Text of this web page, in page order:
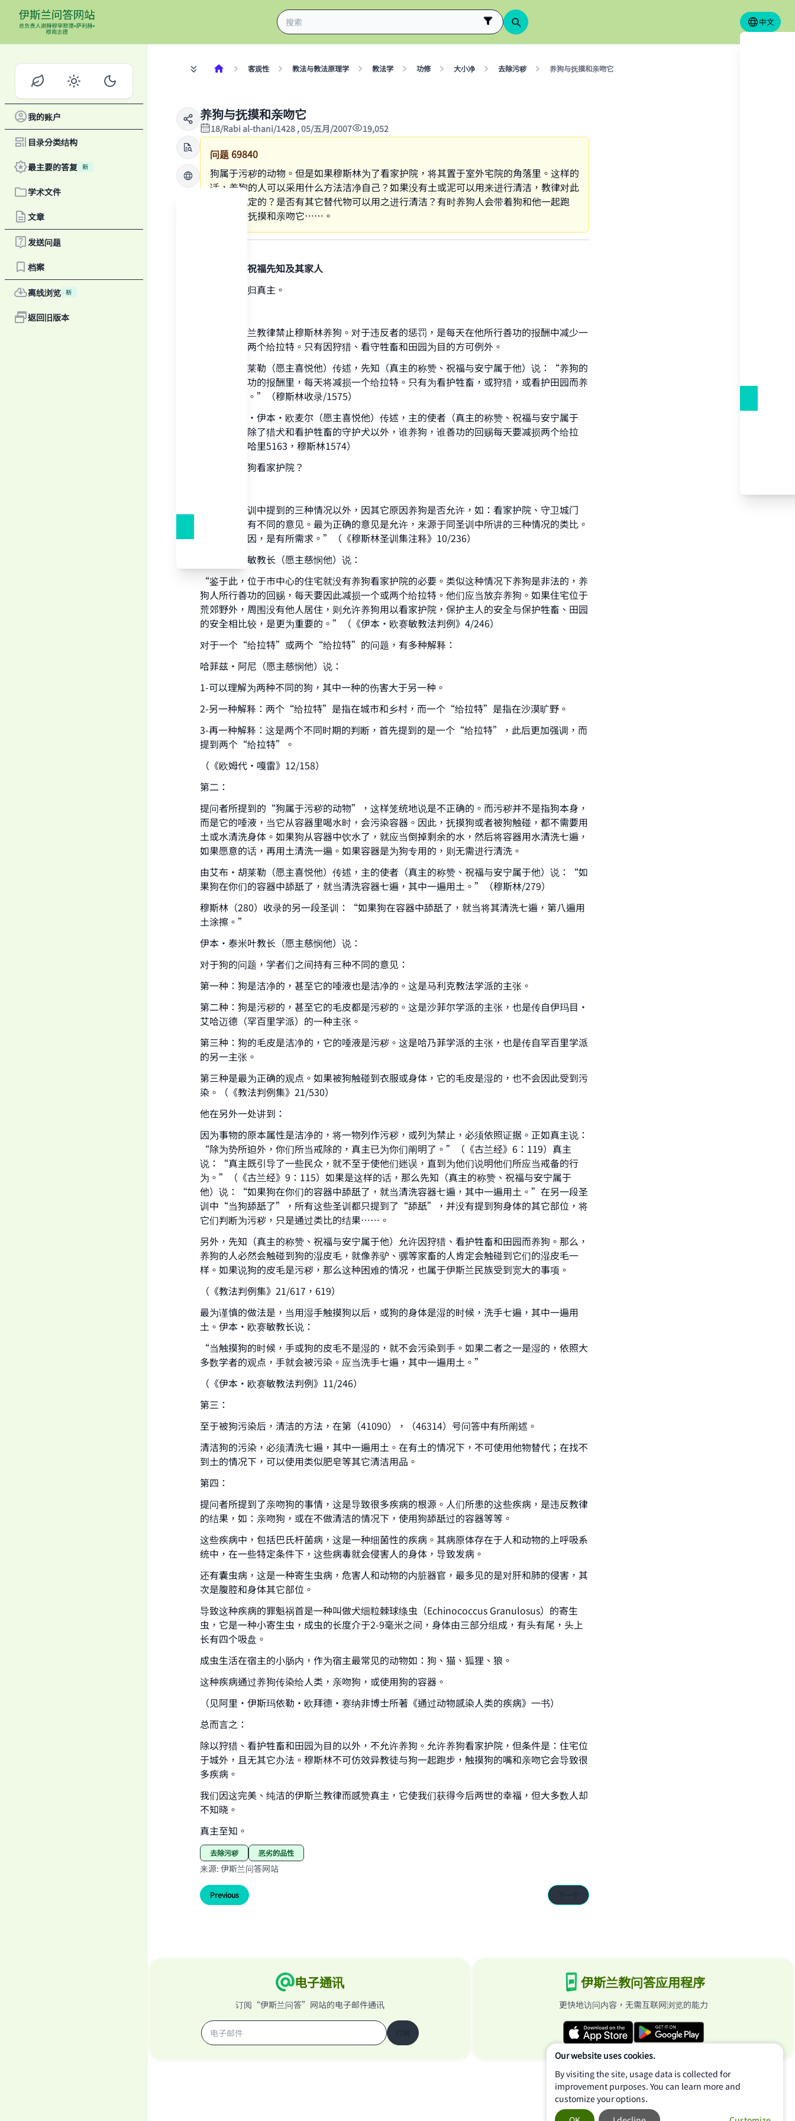
中文
我的账户
目录分类结构
最主要的答复 新
学术文件
文章
发送问题
档案
离线浏览 新
返回旧版本
客观性 教法与教法原理学 教法学 功修 大小净 去除污秽 养狗与抚摸和亲吻它
养狗与抚摸和亲吻它
18/Rabi al-thani/1428 , 05/五月/2007 19,052
问题 69840
狗属于污秽的动物。但是如果穆斯林为了看家护院，将其置于室外宅院的角落里。这样的
话，养狗的人可以采用什么方法洁净自己？如果没有土或泥可以用来进行清洁，教律对此
是如何规定的？是否有其它替代物可以用之进行清洁？有时养狗人会带着狗和他一起跑
步，并会抚摸和亲吻它……。
感谢真主，祝福先知及其家人
一切赞颂全归真主。
纯洁的伊斯兰教律禁止穆斯林养狗。对于违反者的惩罚，是每天在他所行善功的报酬中减少一
个给拉特或两个给拉特。只有因狩猎、看守牲畜和田园为目的方可例外。
由艾布·胡莱勒（愿主喜悦他）传述，先知（真主的称赞、祝福与安宁属于他）说：“养狗的
人，在他善功的报酬里，每天将减损一个给拉特。只有为看护牲畜，或狩猎，或看护田园而养
狗方可例外。”（穆斯林收录/1575）
由阿卜杜拉·伊本·欧麦尔（愿主喜悦他）传述，主的使者（真主的称赞、祝福与安宁属于
他）说：“除了猎犬和看护牲畜的守护犬以外，谁养狗，谁善功的回赐每天要减损两个给拉
特。”（布哈里5163，穆斯林1574）
是否可以养狗看家护院？
“关于除圣训中提到的三种情况以外，因其它原因养狗是否允许，如：看家护院、守卫城门
等，学者们有不同的意见。最为正确的意见是允许，来源于同圣训中所讲的三种情况的类比。
其共同的原因，是有所需求。”（《穆斯林圣训集注释》10/236）
伊本·欧赛敏教长（愿主慈悯他）说：
“鉴于此，位于市中心的住宅就没有养狗看家护院的必要。类似这种情况下养狗是非法的，养
狗人所行善功的回赐，每天要因此减损一个或两个给拉特。他们应当放弃养狗。如果住宅位于
荒郊野外，周围没有他人居住，则允许养狗用以看家护院，保护主人的安全与保护牲畜、田园
的安全相比较，是更为重要的。”（《伊本·欧赛敏教法判例》4/246）
对于一个“给拉特”或两个“给拉特”的问题，有多种解释：
哈菲兹·阿尼（愿主慈悯他）说：
1-可以理解为两种不同的狗，其中一种的伤害大于另一种。
2-另一种解释：两个“给拉特”是指在城市和乡村，而一个“给拉特”是指在沙漠旷野。
3-再一种解释：这是两个不同时期的判断，首先提到的是一个“给拉特”，此后更加强调，而
提到两个“给拉特”。
（《欧姆代·嘎雷》12/158）
第二：
提问者所提到的“狗属于污秽的动物”，这样笼统地说是不正确的。而污秽并不是指狗本身，
而是它的唾液，当它从容器里喝水时，会污染容器。因此，抚摸狗或者被狗触碰，都不需要用
土或水清洗身体。如果狗从容器中饮水了，就应当倒掉剩余的水，然后将容器用水清洗七遍，
如果愿意的话，再用土清洗一遍。如果容器是为狗专用的，则无需进行清洗。
由艾布·胡莱勒（愿主喜悦他）传述，主的使者（真主的称赞、祝福与安宁属于他）说：“如
果狗在你们的容器中舔舐了，就当清洗容器七遍，其中一遍用土。”（穆斯林/279）
穆斯林（280）收录的另一段圣训：“如果狗在容器中舔舐了，就当将其清洗七遍，第八遍用
土涂擦。”
伊本·泰米叶教长（愿主慈悯他）说：
对于狗的问题，学者们之间持有三种不同的意见：
第一种：狗是洁净的，甚至它的唾液也是洁净的。这是马利克教法学派的主张。
第二种：狗是污秽的，甚至它的毛皮都是污秽的。这是沙菲尔学派的主张，也是传自伊玛目·
艾哈迈德（罕百里学派）的一种主张。
第三种：狗的毛皮是洁净的，它的唾液是污秽。这是哈乃菲学派的主张，也是传自罕百里学派
的另一主张。
第三种是最为正确的观点。如果被狗触碰到衣服或身体，它的毛皮是湿的，也不会因此受到污
染。（《教法判例集》21/530）
他在另外一处讲到：
因为事物的原本属性是洁净的，将一物列作污秽，或列为禁止，必须依照证据。正如真主说：
“除为势所迫外，你们所当戒除的，真主已为你们阐明了。”（《古兰经》6：119）真主
说：“真主既引导了一些民众，就不至于使他们迷误，直到为他们说明他们所应当戒备的行
为。”（《古兰经》9：115）如果是这样的话，那么先知（真主的称赞、祝福与安宁属于
他）说：“如果狗在你们的容器中舔舐了，就当清洗容器七遍，其中一遍用土。”在另一段圣
训中“当狗舔舐了”，所有这些圣训都只提到了“舔舐”，并没有提到狗身体的其它部位，将
它们判断为污秽，只是通过类比的结果……。
另外，先知（真主的称赞、祝福与安宁属于他）允许因狩猎、看护牲畜和田园而养狗。那么，
养狗的人必然会触碰到狗的湿皮毛，就像养驴、骡等家畜的人肯定会触碰到它们的湿皮毛一
样。如果说狗的皮毛是污秽，那么这种困难的情况，也属于伊斯兰民族受到宽大的事项。
（《教法判例集》21/617，619）
最为谨慎的做法是，当用湿手触摸狗以后，或狗的身体是湿的时候，洗手七遍，其中一遍用
土。伊本·欧赛敏教长说：
“当触摸狗的时候，手或狗的皮毛不是湿的，就不会污染到手。如果二者之一是湿的，依照大
多数学者的观点，手就会被污染。应当洗手七遍，其中一遍用土。”
（《伊本·欧赛敏教法判例》11/246）
第三：
至于被狗污染后，清洁的方法，在第（41090），（46314）号问答中有所阐述。
清洁狗的污染，必须清洗七遍，其中一遍用土。在有土的情况下，不可使用他物替代；在找不
到土的情况下，可以使用类似肥皂等其它清洁用品。
第四：
提问者所提到了亲吻狗的事情，这是导致很多疾病的根源。人们所患的这些疾病，是违反教律
的结果，如：亲吻狗，或在不做清洁的情况下，使用狗舔舐过的容器等等。
这些疾病中，包括巴氏杆菌病，这是一种细菌性的疾病。其病原体存在于人和动物的上呼吸系
统中，在一些特定条件下，这些病毒就会侵害人的身体，导致发病。
还有囊虫病，这是一种寄生虫病，危害人和动物的内脏器官，最多见的是对肝和肺的侵害，其
次是腹腔和身体其它部位。
导致这种疾病的罪魁祸首是一种叫做犬细粒棘球绦虫（Echinococcus Granulosus）的寄生
虫，它是一种小寄生虫，成虫的长度介于2-9毫米之间，身体由三部分组成，有头有尾，头上
长有四个吸盘。
成虫生活在宿主的小肠内，作为宿主最常见的动物如：狗、猫、狐狸、狼。
这种疾病通过养狗传染给人类，亲吻狗，或使用狗的容器。
（见阿里·伊斯玛依勒·欧拜德·赛纳非博士所著《通过动物感染人类的疾病》一书）
总而言之：
除以狩猎、看护牲畜和田园为目的以外，不允许养狗。允许养狗看家护院，但条件是：住宅位
于城外，且无其它办法。穆斯林不可仿效异教徒与狗一起跑步，触摸狗的嘴和亲吻它会导致很
多疾病。
我们因这完美、纯洁的伊斯兰教律而感赞真主，它使我们获得今后两世的幸福，但大多数人却
不知晓。
真主至知。
去除污秽 恶劣的品性
来源: 伊斯兰问答网站
Previous
电子通讯
订阅“伊斯兰问答”网站的电子邮件通讯
伊斯兰教问答应用程序
更快地访问内容，无需互联网浏览的能力
Make an impact on millions of lives with your
contribution today
Your support is crucial for our mission.
"A person who leads others to doing what is good will earn the
same reward as those who do it."
Support IslamQA
Our website uses cookies.
By visiting the site, usage data is collected for
improvement purposes. You can learn more and
customize your options.